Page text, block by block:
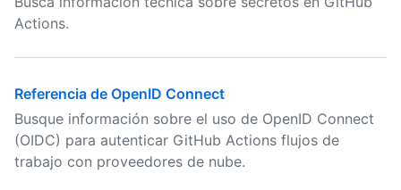
Actions.
Referencia de OpenID Connect
Busque información sobre el uso de OpenID Connect
(OIDC) para autenticar GitHub Actions flujos de
trabajo con proveedores de nube.